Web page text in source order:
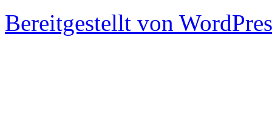
Bereitgestellt von